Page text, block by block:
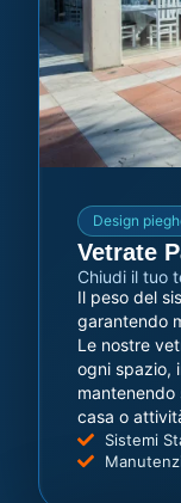
Design
Vetrate
Chiudi il tuo
Il peso del
garantendo
Le nostre
ogni spazio,
mantenendo
casa o
Sistemi